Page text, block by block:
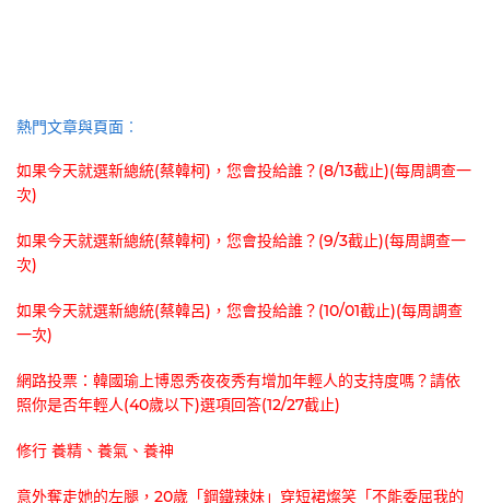
熱門文章與頁面︰
如果今天就選新總統(蔡韓柯)，您會投給誰？(8/13截止)(每周調查一
次)
如果今天就選新總統(蔡韓柯)，您會投給誰？(9/3截止)(每周調查一
次)
如果今天就選新總統(蔡韓呂)，您會投給誰？(10/01截止)(每周調查
一次)
網路投票：韓國瑜上博恩秀夜夜秀有增加年輕人的支持度嗎？請依
照你是否年輕人(40歲以下)選項回答(12/27截止)
修行 養精、養氣、養神
意外奪走她的左腿，20歲「鋼鐵辣妹」穿短裙燦笑「不能委屈我的